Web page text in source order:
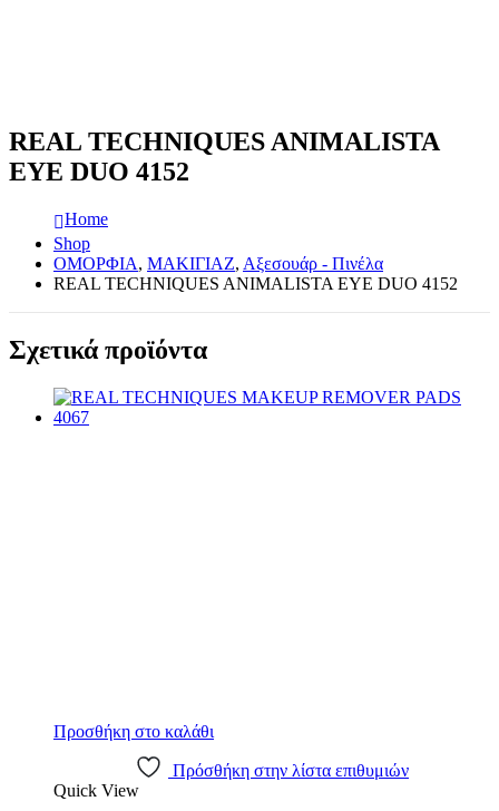
REAL TECHNIQUES ANIMALISTA
EYE DUO 4152
Home
Shop
ΟΜΟΡΦΙΑ, ΜΑΚΙΓΙΑΖ, Αξεσουάρ - Πινέλα
REAL TECHNIQUES ANIMALISTA EYE DUO 4152
Σχετικά προϊόντα
Προσθήκη στο καλάθι
Πρόσθήκη στην λίστα επιθυμιών
Quick View